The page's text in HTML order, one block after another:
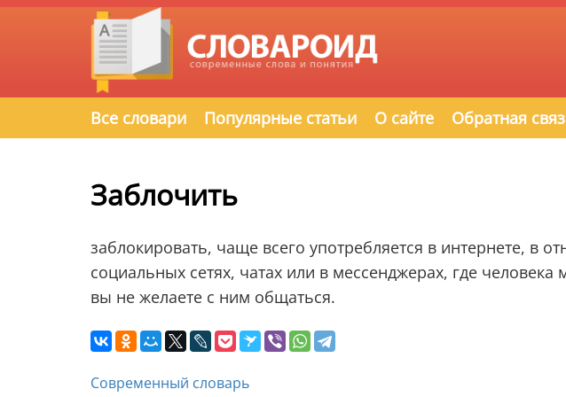
Все словари Популярные статьи О сайте Обратная
Заблочить
заблокировать, чаще всего употребляется в интернете, в
социальных сетях, чатах или в мессенджерах, где
вы не желаете с ним общаться.
Современный словарь